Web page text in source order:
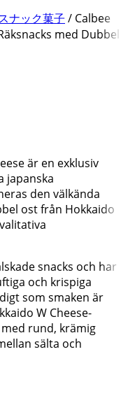
ナック菓子 / Calbee
med Dubbel
är en exklusiv
japanska
den välkända
ost från Hokkaido
snacks och har
och krispiga
som smaken är
W Cheese-
rund, krämig
sälta och